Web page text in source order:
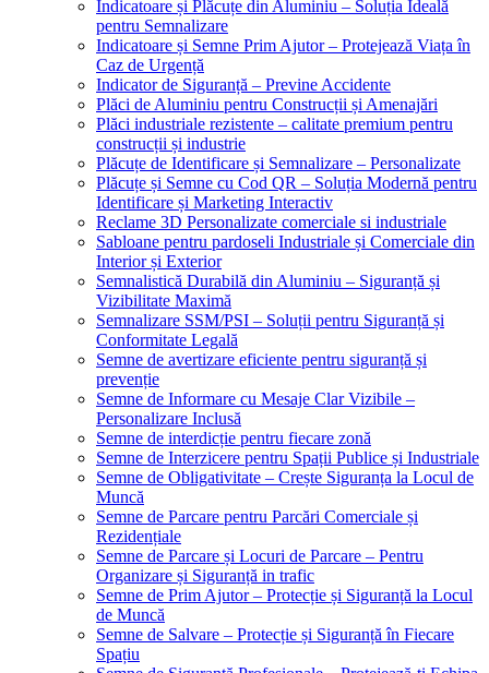
Indicatoare și Plăcuțe din Aluminiu – Soluția Ideală
pentru Semnalizare
Indicatoare și Semne Prim Ajutor – Protejează Viața în
Caz de Urgență
Indicator de Siguranță – Previne Accidente
Plăci de Aluminiu pentru Construcții și Amenajări
Plăci industriale rezistente – calitate premium pentru
construcții și industrie
Plăcuțe de Identificare și Semnalizare – Personalizate
Plăcuțe și Semne cu Cod QR – Soluția Modernă pentru
Identificare și Marketing Interactiv
Reclame 3D Personalizate comerciale si industriale
Sabloane pentru pardoseli Industriale și Comerciale din
Interior și Exterior
Semnalistică Durabilă din Aluminiu – Siguranță și
Vizibilitate Maximă
Semnalizare SSM/PSI – Soluții pentru Siguranță și
Conformitate Legală
Semne de avertizare eficiente pentru siguranță și
prevenție
Semne de Informare cu Mesaje Clar Vizibile –
Personalizare Inclusă
Semne de interdicție pentru fiecare zonă
Semne de Interzicere pentru Spații Publice și Industriale
Semne de Obligativitate – Crește Siguranța la Locul de
Muncă
Semne de Parcare pentru Parcări Comerciale și
Rezidențiale
Semne de Parcare și Locuri de Parcare – Pentru
Organizare și Siguranță in trafic
Semne de Prim Ajutor – Protecție și Siguranță la Locul
de Muncă
Semne de Salvare – Protecție și Siguranță în Fiecare
Spațiu